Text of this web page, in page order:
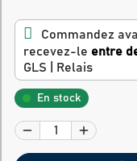
Commandez
recevez-le entre
GLS | Relais
En stock